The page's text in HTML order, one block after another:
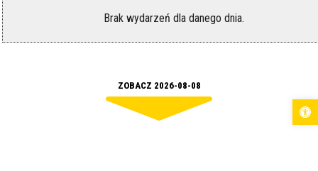
Otwórz
Brak wydarzeń dla danego dnia.
ZOBACZ 2026-08-08